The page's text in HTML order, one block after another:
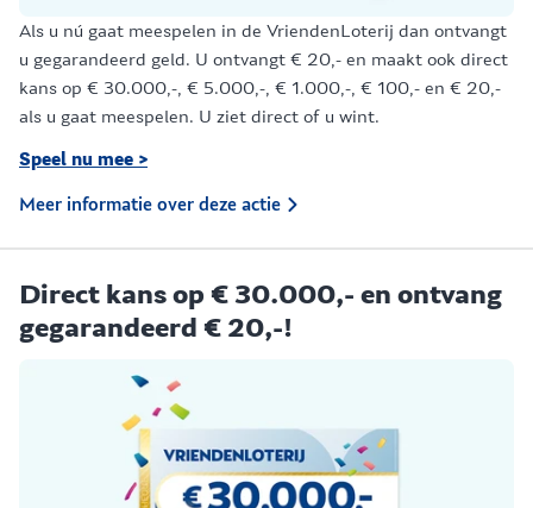
Als u nú gaat meespelen in de VriendenLoterij dan ontvangt
u gegarandeerd geld. U ontvangt € 20,- en maakt ook direct
kans op € 30.000,-, € 5.000,-, € 1.000,-, € 100,- en € 20,-
als u gaat meespelen. U ziet direct of u wint.
Speel nu mee >
Meer informatie over deze actie
Direct kans op € 30.000,- en ontvang
gegarandeerd € 20,-!